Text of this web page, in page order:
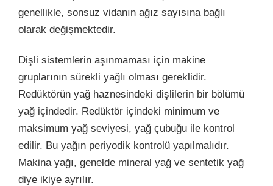
genellikle, sonsuz vidanın ağız sayısına bağlı
olarak değişmektedir.
Dişli sistemlerin aşınmaması için makine
gruplarının sürekli yağlı olması gereklidir.
Redüktörün yağ haznesindeki dişlilerin bir bölümü
yağ içindedir. Redüktör içindeki minimum ve
maksimum yağ seviyesi, yağ çubuğu ile kontrol
edilir. Bu yağın periyodik kontrolü yapılmalıdır.
Makina yağı, genelde mineral yağ ve sentetik yağ
diye ikiye ayrılır.